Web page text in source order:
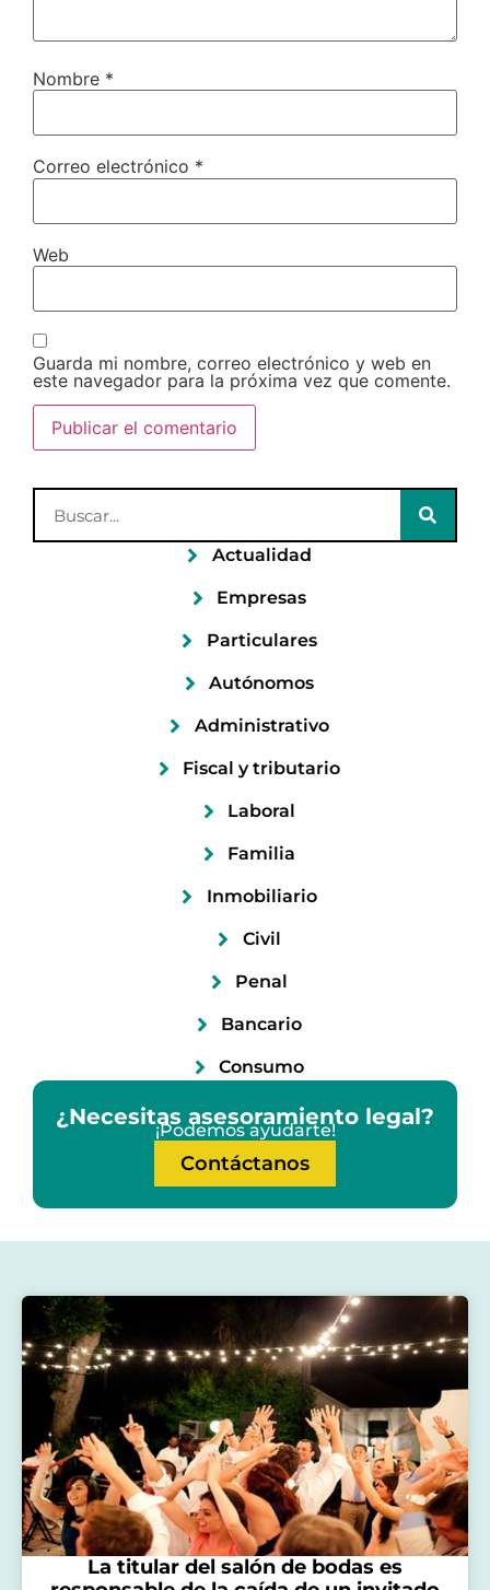
Nombre *
Correo electrónico *
Web
Guarda mi nombre, correo electrónico y web en
este navegador para la próxima vez que comente.
Actualidad
Empresas
Particulares
Autónomos
Administrativo
Fiscal y tributario
Laboral
Familia
Inmobiliario
Civil
Penal
Bancario
Consumo
¿Necesitas asesoramiento legal?
¡Podemos ayudarte!
Contáctanos
La titular del salón de bodas es